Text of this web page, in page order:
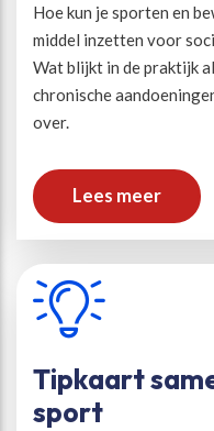
Hoe kun je sporten en
middel inzetten voor
Wat blijkt in de praktijk
chronische
over.
Lees meer
Tipkaart
sport